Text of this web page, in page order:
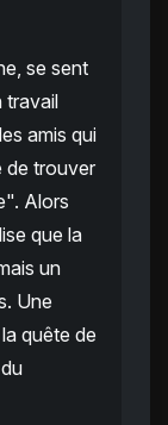
se sent
travail
amis qui
de trouver
Alors
que la
un
Une
quête de